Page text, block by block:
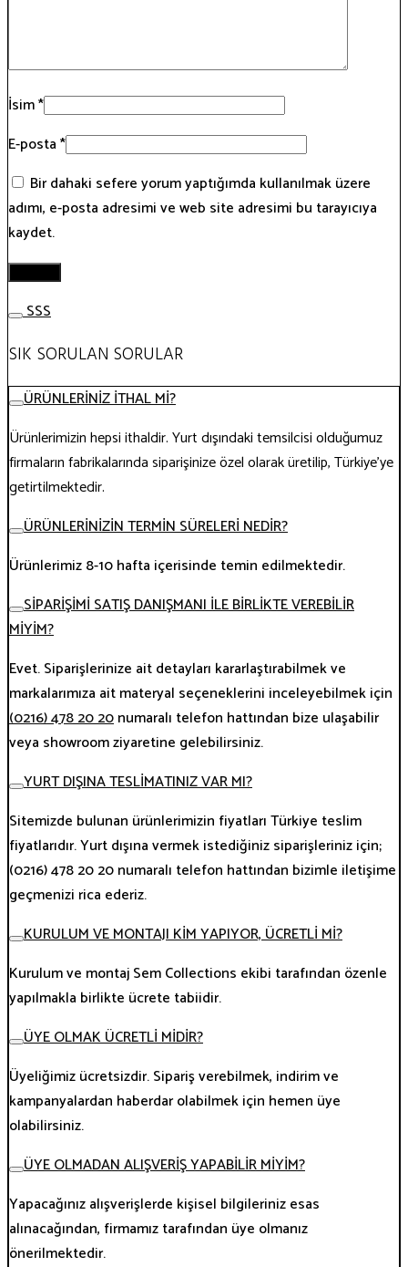
İsim*
E-posta*
Bir dahaki sefere yorum yaptığımda kullanılmak üzere
adımı, e-posta adresimi ve web site adresimi bu tarayıcıya
kaydet.
SSS
SIK SORULAN SORULAR
ÜRÜNLERİNİZ İTHAL Mİ?
Ürünlerimizin hepsi ithaldir. Yurt dışındaki temsilcisi olduğumuz
firmaların fabrikalarında siparişinize özel olarak üretilip, Türkiye’ye
getirtilmektedir.
ÜRÜNLERİNİZİN TERMİN SÜRELERİ NEDİR?
Ürünlerimiz 8-10 hafta içerisinde temin edilmektedir.
SİPARİŞİMİ SATIŞ DANIŞMANI İLE BİRLİKTE VEREBİLİR
MİYİM?
Evet. Siparişlerinize ait detayları kararlaştırabilmek ve
markalarımıza ait materyal seçeneklerini inceleyebilmek için
(0216) 478 20 20numaralı telefon hattından bize ulaşabilir
veya showroom ziyaretine gelebilirsiniz.
YURT DIŞINA TESLİMATINIZ VAR MI?
Sitemizde bulunan ürünlerimizin fiyatları Türkiye teslim
fiyatlarıdır. Yurt dışına vermek istediğiniz siparişleriniz için;
(0216) 478 20 20 numaralı telefon hattından bizimle iletişime
geçmenizi rica ederiz.
KURULUM VE MONTAJI KİM YAPIYOR, ÜCRETLİ Mİ?
Kurulum ve montaj Sem Collections ekibi tarafından özenle
yapılmakla birlikte ücrete tabiidir.
ÜYE OLMAK ÜCRETLİ MİDİR?
Üyeliğimiz ücretsizdir. Sipariş verebilmek, indirim ve
kampanyalardan haberdar olabilmek için hemen üye
olabilirsiniz.
ÜYE OLMADAN ALIŞVERİŞ YAPABİLİR MİYİM?
Yapacağınız alışverişlerde kişisel bilgileriniz esas
alınacağından, firmamız tarafından üye olmanız
önerilmektedir.